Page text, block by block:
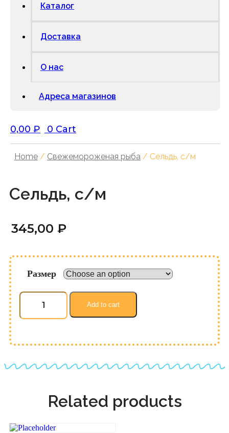
Каталог
Доставка
О нас
Адреса магазинов
0,00 ₽ 0 Cart
Home / Свежемороженая рыба / Сельдь, с/м
Сельдь, с/м
345,00 ₽
Размер
Сельдь,
м
Add to cart
Related products